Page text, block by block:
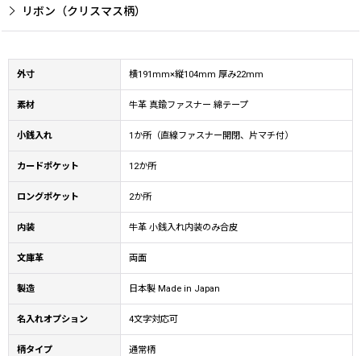
リボン（クリスマス柄）
外寸 横191mm×縦104mm 厚み22mm
素材 牛革 真鍮ファスナー 綿テープ
小銭入れ 1か所（直線ファスナー開閉、片マチ付）
カードポケット 12か所
ロングポケット 2か所
内装 牛革 小銭入れ内装のみ合皮
文庫革 両面
製造 日本製 Made in Japan
名入れオプション 4文字対応可
柄タイプ 通常柄